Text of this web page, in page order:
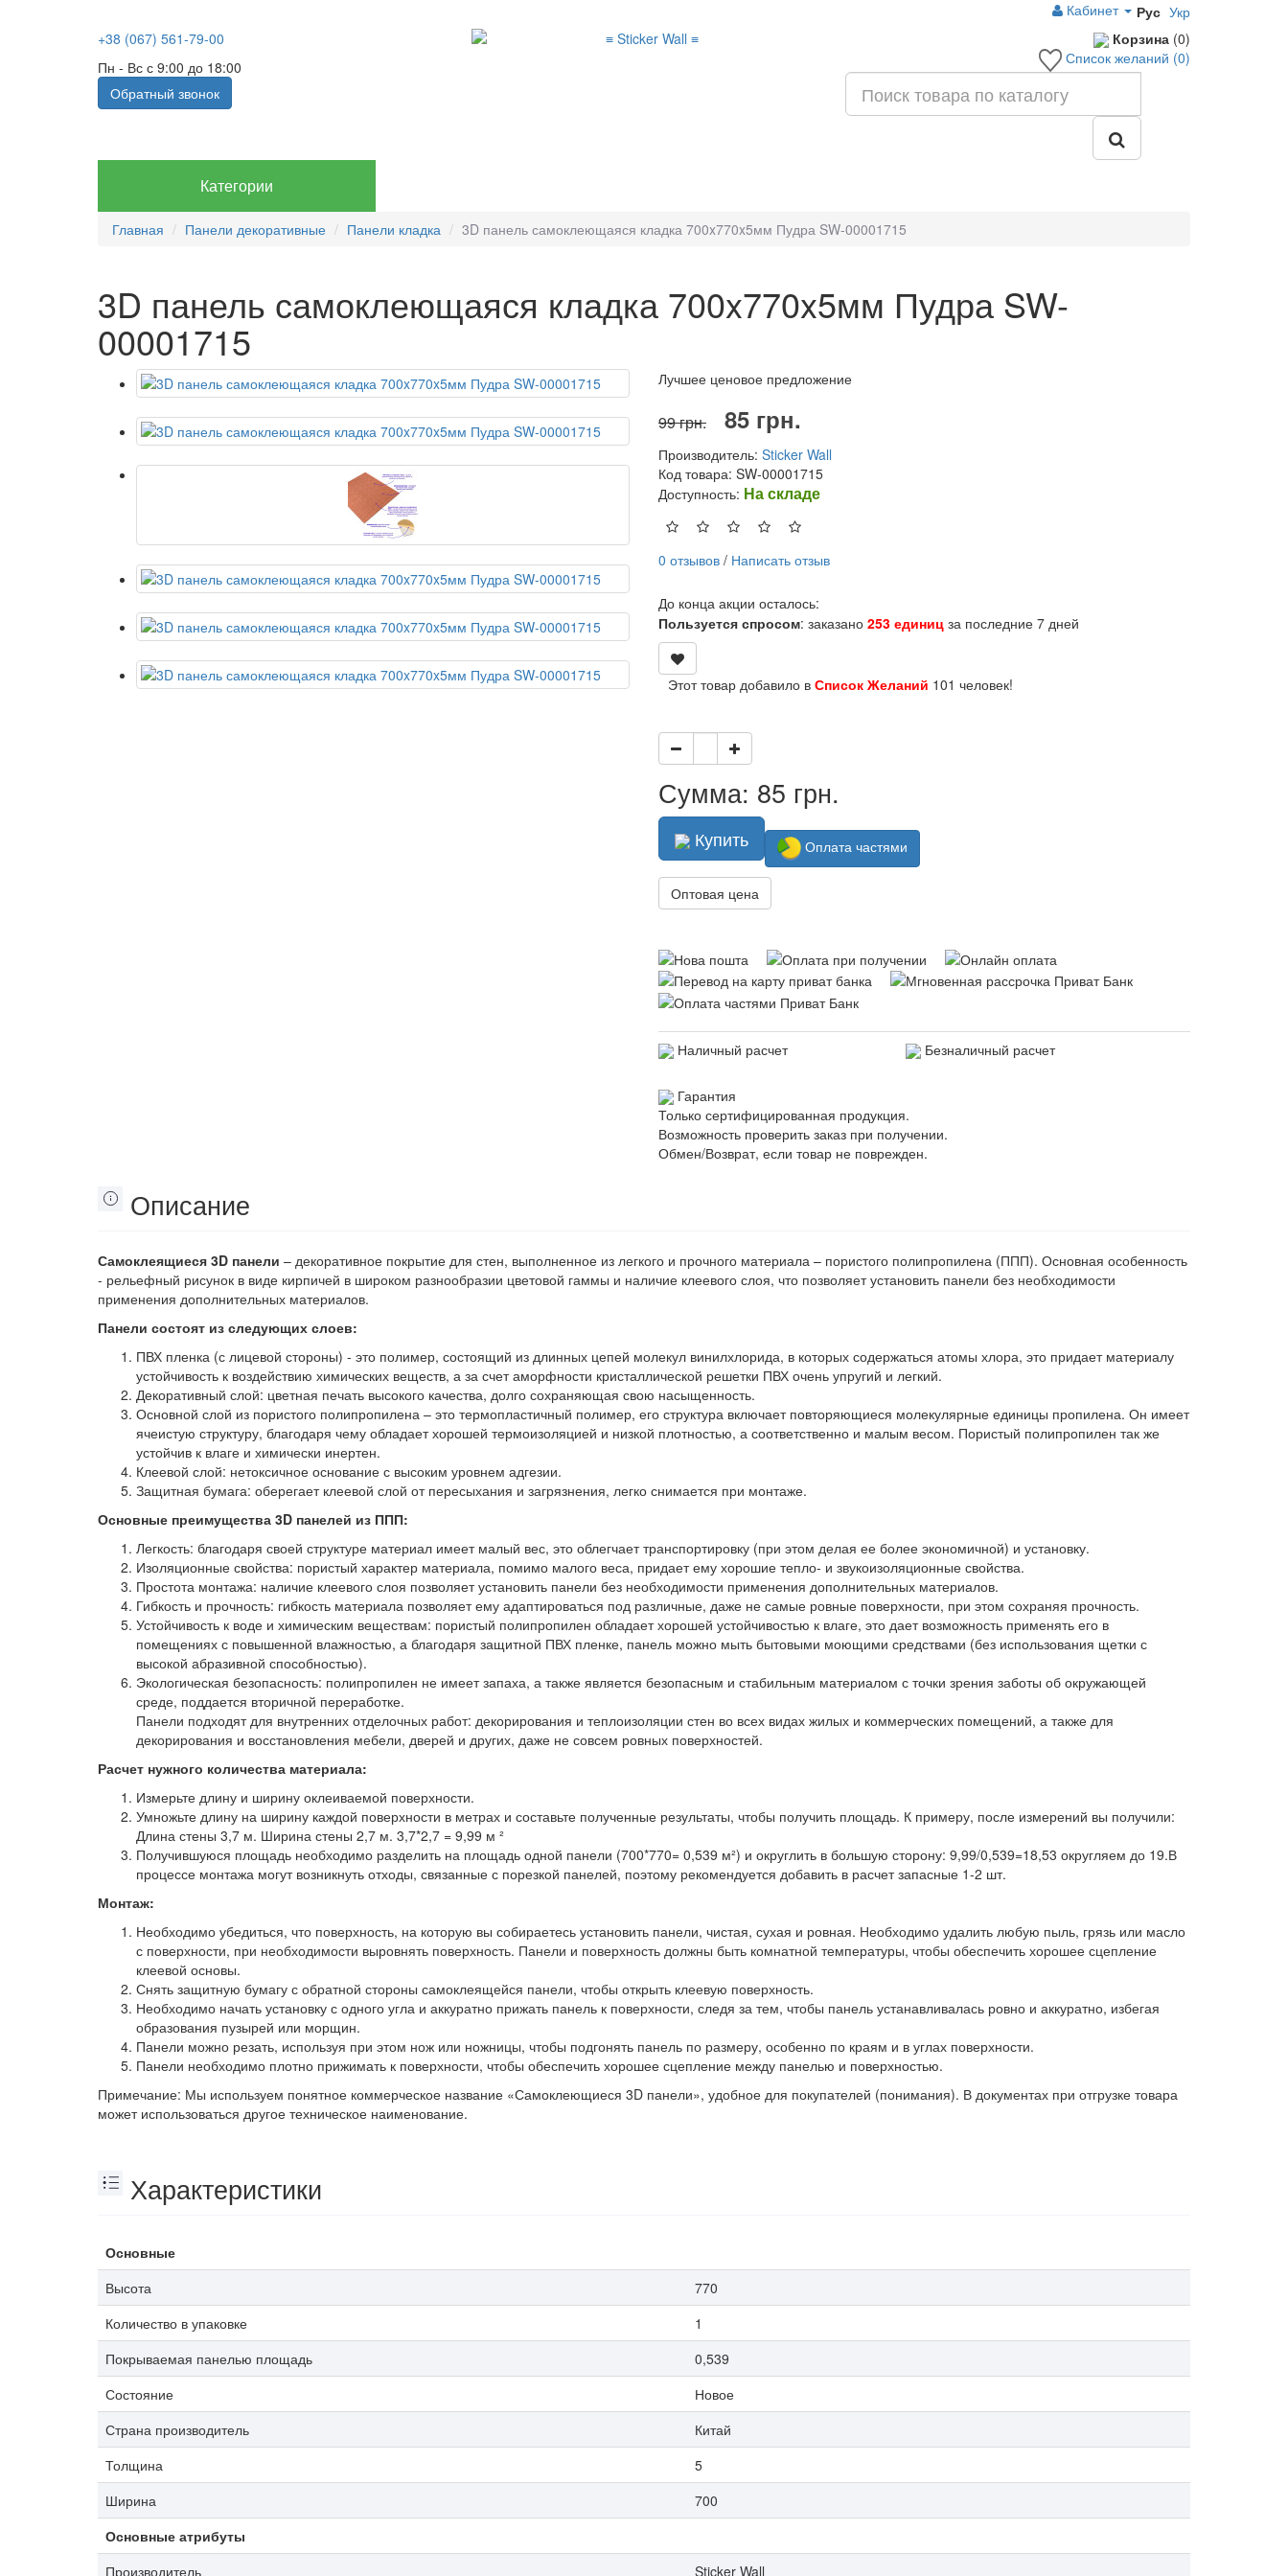
Рус Укр
Кабинет
+38 (067) 561-79-00
Пн - Вс с 9:00 до 18:00
Обратный звонок
Корзина (0)
Список желаний (0)
Категории
Главная Панели декоративные Панели кладка 3D панель самоклеющаяся кладка 700x770x5мм Пудра SW-00001715
3D панель самоклеющаяся кладка 700x770x5мм Пудра SW-
00001715
Лучшее ценовое предложение
99 грн. 85 грн.
Производитель: Sticker Wall
Код товара: SW-00001715
Доступность: На складе
0 отзывов / Написать отзыв
До конца акции осталось:
Пользуется спросом: заказано 253 единиц за последние 7 дней
Этот товар добавило в Список Желаний 101 человек!
Сумма: 85 грн.
Купить Оплата частями
Оптовая цена
Наличный расчет Безналичный расчет
Гарантия
Только сертифицированная продукция.
Возможность проверить заказ при получении.
Обмен/Возврат, если товар не поврежден.
Описание
Самоклеящиеся 3D панели – декоративное покрытие для стен, выполненное из легкого и прочного материала – пористого полипропилена (ППП). Основная особенность
- рельефный рисунок в виде кирпичей в широком разнообразии цветовой гаммы и наличие клеевого слоя, что позволяет установить панели без необходимости
применения дополнительных материалов.
Панели состоят из следующих слоев:
ПВХ пленка (с лицевой стороны) - это полимер, состоящий из длинных цепей молекул винилхлорида, в которых содержаться атомы хлора, это придает материалу
устойчивость к воздействию химических веществ, а за счет аморфности кристаллической решетки ПВХ очень упругий и легкий.
Декоративный слой: цветная печать высокого качества, долго сохраняющая свою насыщенность.
Основной слой из пористого полипропилена – это термопластичный полимер, его структура включает повторяющиеся молекулярные единицы пропилена. Он имеет
ячеистую структуру, благодаря чему обладает хорошей термоизоляцией и низкой плотностью, а соответственно и малым весом. Пористый полипропилен так же
устойчив к влаге и химически инертен.
Клеевой слой: нетоксичное основание с высоким уровнем адгезии.
Защитная бумага: оберегает клеевой слой от пересыхания и загрязнения, легко снимается при монтаже.
Основные преимущества 3D панелей из ППП:
Легкость: благодаря своей структуре материал имеет малый вес, это облегчает транспортировку (при этом делая ее более экономичной) и установку.
Изоляционные свойства: пористый характер материала, помимо малого веса, придает ему хорошие тепло- и звукоизоляционные свойства.
Простота монтажа: наличие клеевого слоя позволяет установить панели без необходимости применения дополнительных материалов.
Гибкость и прочность: гибкость материала позволяет ему адаптироваться под различные, даже не самые ровные поверхности, при этом сохраняя прочность.
Устойчивость к воде и химическим веществам: пористый полипропилен обладает хорошей устойчивостью к влаге, это дает возможность применять его в
помещениях с повышенной влажностью, а благодаря защитной ПВХ пленке, панель можно мыть бытовыми моющими средствами (без использования щетки с
высокой абразивной способностью).
Экологическая безопасность: полипропилен не имеет запаха, а также является безопасным и стабильным материалом с точки зрения заботы об окружающей
среде, поддается вторичной переработке.
Панели подходят для внутренних отделочных работ: декорирования и теплоизоляции стен во всех видах жилых и коммерческих помещений, а также для
декорирования и восстановления мебели, дверей и других, даже не совсем ровных поверхностей.
Расчет нужного количества материала:
Измерьте длину и ширину оклеиваемой поверхности.
Умножьте длину на ширину каждой поверхности в метрах и составьте полученные результаты, чтобы получить площадь. К примеру, после измерений вы получили:
Длина стены 3,7 м. Ширина стены 2,7 м. 3,7*2,7 = 9,99 м ²
Получившуюся площадь необходимо разделить на площадь одной панели (700*770= 0,539 м²) и округлить в большую сторону: 9,99/0,539=18,53 округляем до 19.В
процессе монтажа могут возникнуть отходы, связанные с порезкой панелей, поэтому рекомендуется добавить в расчет запасные 1-2 шт.
Монтаж:
Необходимо убедиться, что поверхность, на которую вы собираетесь установить панели, чистая, сухая и ровная. Необходимо удалить любую пыль, грязь или масло
с поверхности, при необходимости выровнять поверхность. Панели и поверхность должны быть комнатной температуры, чтобы обеспечить хорошее сцепление
клеевой основы.
Снять защитную бумагу с обратной стороны самоклеящейся панели, чтобы открыть клеевую поверхность.
Необходимо начать установку с одного угла и аккуратно прижать панель к поверхности, следя за тем, чтобы панель устанавливалась ровно и аккуратно, избегая
образования пузырей или морщин.
Панели можно резать, используя при этом нож или ножницы, чтобы подгонять панель по размеру, особенно по краям и в углах поверхности.
Панели необходимо плотно прижимать к поверхности, чтобы обеспечить хорошее сцепление между панелью и поверхностью.
Примечание: Мы используем понятное коммерческое название «Самоклеющиеся 3D панели», удобное для покупателей (понимания). В документах при отгрузке товара
может использоваться другое техническое наименование.
Характеристики
Основные
Высота
770
Количество в упаковке
1
Покрываемая панелью площадь
0,539
Состояние
Новое
Страна производитель
Китай
Толщина
5
Ширина
700
Основные атрибуты
Производитель
Sticker Wall